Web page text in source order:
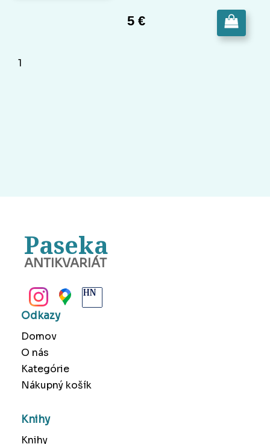
5 €
1
Paseka
ANTIKVARIÁT
Odkazy
Domov
O nás
Kategórie
Nákupný košík
Knihy
Knihy